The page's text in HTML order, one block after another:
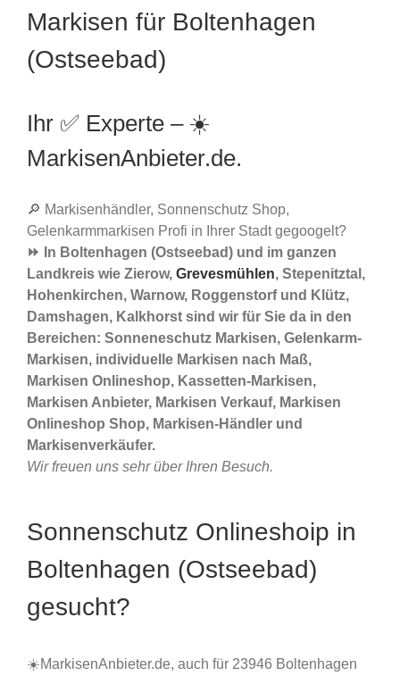
Markisen für Boltenhagen
(Ostseebad)
Ihr ✅ Experte – ☀️
MarkisenAnbieter.de.
🔎 Markisenhändler, Sonnenschutz Shop,
Gelenkarmmarkisen Profi in Ihrer Stadt gegoogelt?
⏩ In Boltenhagen (Ostseebad) und im ganzen
Landkreis wie Zierow, Grevesmühlen, Stepenitztal,
Hohenkirchen, Warnow, Roggenstorf und Klütz,
Damshagen, Kalkhorst sind wir für Sie da in den
Bereichen: Sonneneschutz Markisen, Gelenkarm-
Markisen, individuelle Markisen nach Maß,
Markisen Onlineshop, Kassetten-Markisen,
Markisen Anbieter, Markisen Verkauf, Markisen
Onlineshop Shop, Markisen-Händler und
Markisenverkäufer.
Wir freuen uns sehr über Ihren Besuch.
Sonnenschutz Onlineshoip in
Boltenhagen (Ostseebad)
gesucht?
☀️MarkisenAnbieter.de, auch für 23946 Boltenhagen